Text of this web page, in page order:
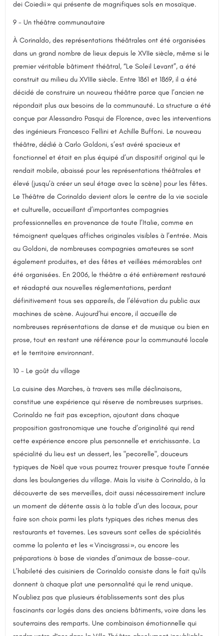
dei Coiedii » qui présente de magnifiques sols en mosaïque.
9 - Un théâtre communautaire
À Corinaldo, des représentations théâtrales ont été organisées
dans un grand nombre de lieux depuis le XVIIe siècle, même si le
premier véritable bâtiment théâtral, “Le Soleil Levant”, a été
construit au milieu du XVIIIe siècle. Entre 1861 et 1869, il a été
décidé de construire un nouveau théâtre parce que l’ancien ne
répondait plus aux besoins de la communauté. La structure a été
conçue par Alessandro Pasqui de Florence, avec les interventions
des ingénieurs Francesco Fellini et Achille Buffoni. Le nouveau
théâtre, dédié à Carlo Goldoni, s’est avéré spacieux et
fonctionnel et était en plus équipé d’un dispositif original qui le
rendait mobile, abaissé pour les représentations théâtrales et
élevé (jusqu’à créer un seul étage avec la scène) pour les fêtes.
Le Théâtre de Corinaldo devient alors le centre de la vie sociale
et culturelle, accueillant d’importantes compagnies
professionnelles en provenance de toute l’Italie, comme en
témoignent quelques affiches originales visibles à l’entrée. Mais
au Goldoni, de nombreuses compagnies amateures se sont
également produites, et des fêtes et veillées mémorables ont
été organisées. En 2006, le théâtre a été entièrement restauré
et réadapté aux nouvelles réglementations, perdant
définitivement tous ses appareils, de l’élévation du public aux
machines de scène. Aujourd’hui encore, il accueille de
nombreuses représentations de danse et de musique ou bien en
prose, tout en restant une référence pour la communauté locale
et le territoire environnant.
10 - Le goût du village
La cuisine des Marches, à travers ses mille déclinaisons,
constitue une expérience qui réserve de nombreuses surprises.
Corinaldo ne fait pas exception, ajoutant dans chaque
proposition gastronomique une touche d’originalité qui rend
cette expérience encore plus personnelle et enrichissante. La
spécialité du lieu est un dessert, les "pecorelle", douceurs
typiques de Noël que vous pourrez trouver presque toute l’année
dans les boulangeries du village. Mais la visite à Corinaldo, à la
découverte de ses merveilles, doit aussi nécessairement inclure
un moment de détente assis à la table d’un des locaux, pour
faire son choix parmi les plats typiques des riches menus des
restaurants et tavernes. Les saveurs sont celles de spécialités
comme la polenta et les « Vincisgrassi », ou encore les
préparations à base de viandes d’animaux de basse-cour.
L’habileté des cuisiniers de Corinaldo consiste dans le fait qu'ils
donnent à chaque plat une personnalité qui le rend unique.
N’oubliez pas que plusieurs établissements sont des plus
fascinants car logés dans des anciens bâtiments, voire dans les
souterrains des remparts. Une combinaison émotionnelle qui